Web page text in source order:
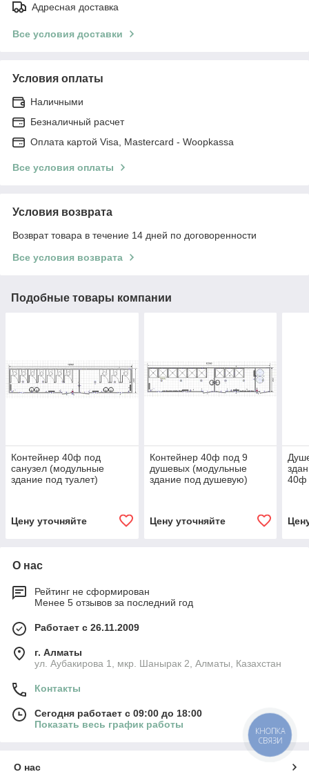
Адресная доставка
Все условия доставки
Условия оплаты
Наличными
Безналичный расчет
Оплата картой Visa, Mastercard - Woopkassa
Все условия оплаты
Условия возврата
Возврат товара в течение 14 дней по договоренности
Все условия возврата
Подобные товары компании
Контейнер 40ф под
санузел (модульные
здание под туалет)
Цену уточняйте
Контейнер 40ф под 9
душевых (модульные
здание под душевую)
Цену уточняйте
40ф
О нас
Рейтинг не сформирован
Менее 5 отзывов за последний год
Работает с 26.11.2009
г. Алматы
ул. Аубакирова 1, мкр. Шанырак 2, Алматы, Казахстан
Контакты
Сегодня работает с 09:00 до 18:00
Показать весь график работы
О нас
КНОПКА
СВЯЗИ